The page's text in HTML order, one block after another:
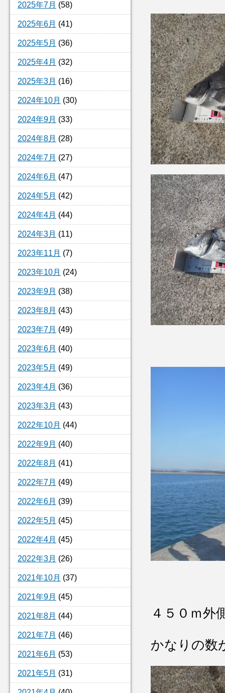
2025年7月 (58)
2025年6月 (41)
2025年5月 (36)
2025年4月 (32)
2025年3月 (16)
2024年10月 (30)
2024年9月 (33)
2024年8月 (28)
2024年7月 (27)
2024年6月 (47)
2024年5月 (42)
2024年4月 (44)
2024年3月 (11)
2023年11月 (7)
2023年10月 (24)
2023年9月 (38)
2023年8月 (43)
2023年7月 (49)
2023年6月 (40)
2023年5月 (49)
2023年4月 (36)
2023年3月 (43)
2022年10月 (44)
2022年9月 (40)
2022年8月 (41)
2022年7月 (49)
2022年6月 (39)
2022年5月 (45)
2022年4月 (45)
2022年3月 (26)
2021年10月 (37)
2021年9月 (45)
2021年8月 (44)
2021年7月 (46)
2021年6月 (53)
2021年5月 (31)
４５０ｍ
かなりの数